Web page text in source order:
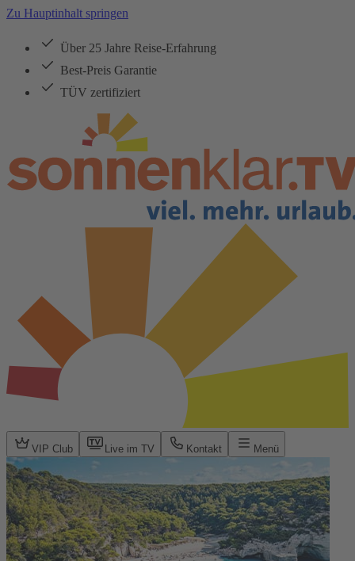
Zu Hauptinhalt springen
Über 25 Jahre Reise-Erfahrung
Best-Preis Garantie
TÜV zertifiziert
VIP Club Live im TV Kontakt Menü